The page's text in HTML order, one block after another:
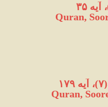
، آیه ۳۵
Quran,
(۷)، آیه ۱۷۹
Quran,